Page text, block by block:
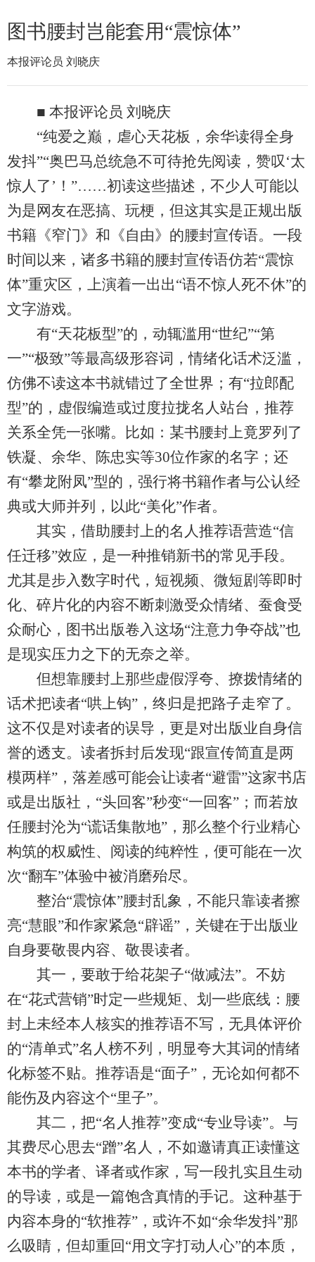
图书腰封岂能套用“震惊体”
本报评论员 刘晓庆
■ 本报评论员 刘晓庆
“纯爱之巅，虐心天花板，余华读得全身
发抖”“奥巴马总统急不可待抢先阅读，赞叹‘太
惊人了’！”……初读这些描述，不少人可能以
为是网友在恶搞、玩梗，但这其实是正规出版
书籍《窄门》和《自由》的腰封宣传语。一段
时间以来，诸多书籍的腰封宣传语仿若“震惊
体”重灾区，上演着一出出“语不惊人死不休”的
文字游戏。
有“天花板型”的，动辄滥用“世纪”“第
一”“极致”等最高级形容词，情绪化话术泛滥，
仿佛不读这本书就错过了全世界；有“拉郎配
型”的，虚假编造或过度拉拢名人站台，推荐
关系全凭一张嘴。比如：某书腰封上竟罗列了
铁凝、余华、陈忠实等30位作家的名字；还
有“攀龙附凤”型的，强行将书籍作者与公认经
典或大师并列，以此“美化”作者。
其实，借助腰封上的名人推荐语营造“信
任迁移”效应，是一种推销新书的常见手段。
尤其是步入数字时代，短视频、微短剧等即时
化、碎片化的内容不断刺激受众情绪、蚕食受
众耐心，图书出版卷入这场“注意力争夺战”也
是现实压力之下的无奈之举。
但想靠腰封上那些虚假浮夸、撩拨情绪的
话术把读者“哄上钩”，终归是把路子走窄了。
这不仅是对读者的误导，更是对出版业自身信
誉的透支。读者拆封后发现“跟宣传简直是两
模两样”，落差感可能会让读者“避雷”这家书店
或是出版社，“头回客”秒变“一回客”；而若放
任腰封沦为“谎话集散地”，那么整个行业精心
构筑的权威性、阅读的纯粹性，便可能在一次
次“翻车”体验中被消磨殆尽。
整治“震惊体”腰封乱象，不能只靠读者擦
亮“慧眼”和作家紧急“辟谣”，关键在于出版业
自身要敬畏内容、敬畏读者。
其一，要敢于给花架子“做减法”。不妨
在“花式营销”时定一些规矩、划一些底线：腰
封上未经本人核实的推荐语不写，无具体评价
的“清单式”名人榜不列，明显夸大其词的情绪
化标签不贴。推荐语是“面子”，无论如何都不
能伤及内容这个“里子”。
其二，把“名人推荐”变成“专业导读”。与
其费尽心思去“蹭”名人，不如邀请真正读懂这
本书的学者、译者或作家，写一段扎实且生动
的导读，或是一篇饱含真情的手记。这种基于
内容本身的“软推荐”，或许不如“余华发抖”那
么吸睛，但却重回“用文字打动人心”的本质，